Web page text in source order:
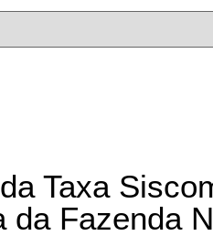
Taxa
Fazenda